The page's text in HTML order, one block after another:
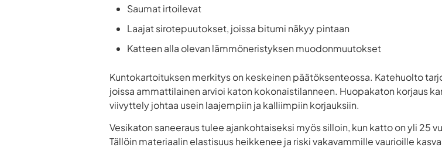
Saumat irtoilevat
Laajat sirotepuutokset, joissa bitumi näkyy pintaan
Katteen alla olevan lämmöneristyksen muodonmuutokset
Kuntokartoituksen merkitys on keskeinen päätöksenteossa. Katehuolto
joissa ammattilainen arvioi katon kokonaistilanneen. Huopakaton korjaus
viivyttely johtaa usein laajempiin ja kalliimpiin korjauksiin.
Vesikaton saneeraus tulee ajankohtaiseksi myös silloin, kun katto on yli 25
Tällöin materiaalin elastisuus heikkenee ja riski vakavammille vaurioille